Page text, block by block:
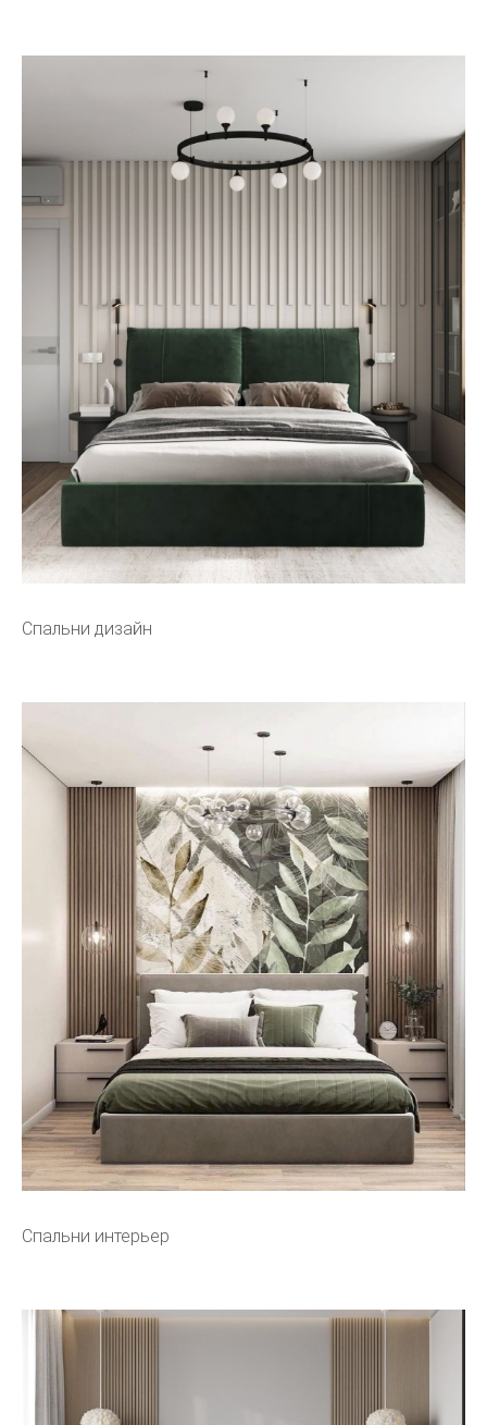
Спальни дизайн
Спальни интерьер